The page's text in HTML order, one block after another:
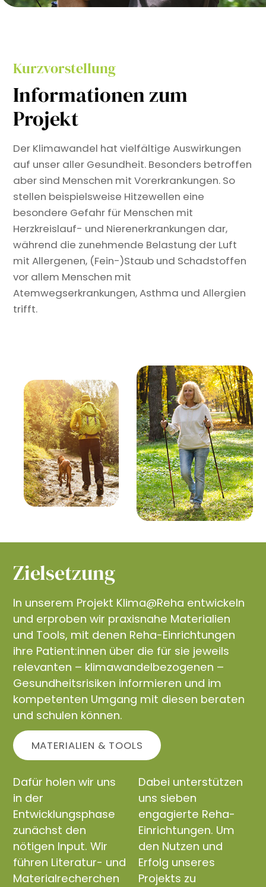
Kurzvorstellung
Informationen zum
Projekt
Der Klimawandel hat vielfältige Auswirkungen
auf unser aller Gesundheit. Besonders betroffen
aber sind Menschen mit Vorerkrankungen. So
stellen beispielsweise Hitzewellen eine
besondere Gefahr für Menschen mit
Herzkreislauf- und Nierenerkrankungen dar,
während die zunehmende Belastung der Luft
mit Allergenen, (Fein-)Staub und Schadstoffen
vor allem Menschen mit
Atemwegserkrankungen, Asthma und Allergien
trifft.
Zielsetzung
In unserem Projekt Klima@Reha entwickeln
und erproben wir praxisnahe Materialien
und Tools, mit denen Reha-Einrichtungen
ihre Patient:innen über die für sie jeweils
relevanten – klimawandelbezogenen –
Gesundheitsrisiken informieren und im
kompetenten Umgang mit diesen beraten
und schulen können.
MATERIALIEN & TOOLS
Dafür holen wir uns
in der
Entwicklungsphase
zunächst den
nötigen Input. Wir
führen Literatur- und
Materialrecherchen
Dabei unterstützen
uns sieben
engagierte Reha-
Einrichtungen. Um
den Nutzen und
Erfolg unseres
Projekts zu